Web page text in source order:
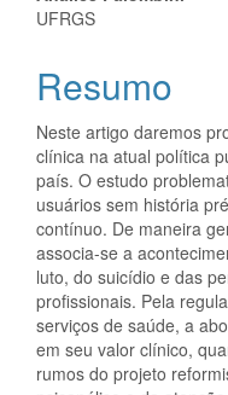
artigo
principal
UFRGS
Resumo
Neste artigo daremos
clínica na atual política
país. O estudo
usuários sem história
contínuo. De maneira
associa-se a
luto, do suicídio e das
profissionais. Pela
serviços de saúde, a
em seu valor clínico,
rumos do projeto